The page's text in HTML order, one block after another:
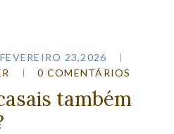
FEVEREIRO 23,2026
0 COMENTÁRIOS
também